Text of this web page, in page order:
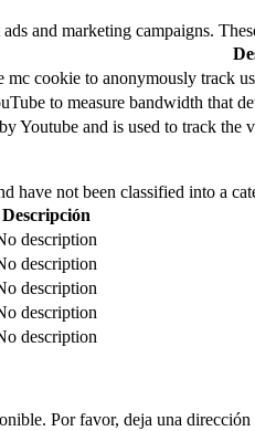
and marketing campaigns.
mc cookie to anonymously track
to measure bandwidth that
Youtube and is used to track the
have not been classified into a
Descripción
description
description
description
description
description
Por favor, deja una